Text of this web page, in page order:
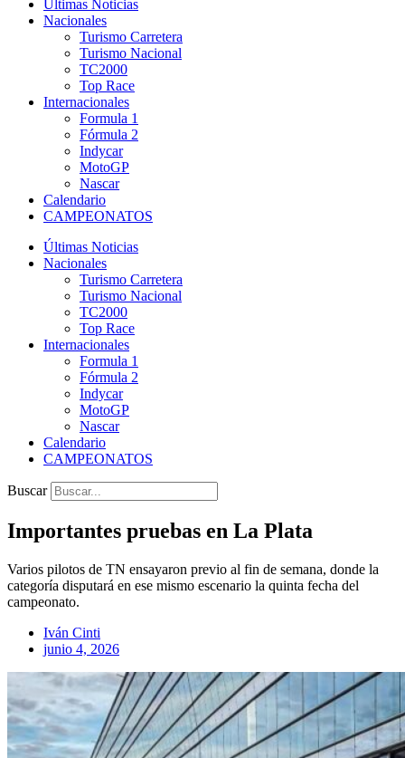
Últimas Noticias
Nacionales
Turismo Carretera
Turismo Nacional
TC2000
Top Race
Internacionales
Formula 1
Fórmula 2
Indycar
MotoGP
Nascar
Calendario
CAMPEONATOS
Últimas Noticias
Nacionales
Turismo Carretera
Turismo Nacional
TC2000
Top Race
Internacionales
Formula 1
Fórmula 2
Indycar
MotoGP
Nascar
Calendario
CAMPEONATOS
Buscar
Importantes pruebas en La Plata
Varios pilotos de TN ensayaron previo al fin de semana, donde la
categoría disputará en ese mismo escenario la quinta fecha del
campeonato.
Iván Cinti
junio 4, 2026